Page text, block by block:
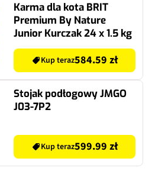
Karma dla kota BRIT
Premium By Nature
Junior Kurczak 24 x 1.5 kg
Kup teraz584.59 zł
Stojak podłogowy JMGO
J03-7P2
Kup teraz599.99 zł